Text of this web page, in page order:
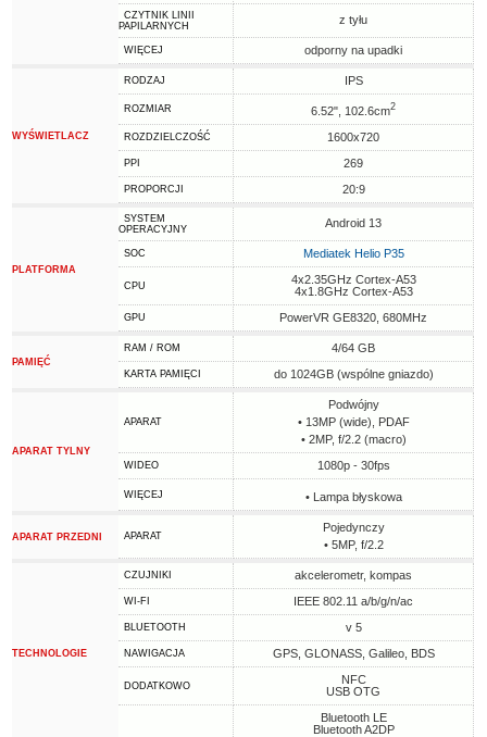
CZYTNIK LINII
PAPILARNYCH
z tyłu
WIĘCEJ odporny na upadki
WYŚWIETLACZ
RODZAJ IPS
ROZMIAR 6.52", 102.6cm2
ROZDZIELCZOŚĆ 1600x720
PPI 269
PROPORCJI 20:9
PLATFORMA
SYSTEM
OPERACYJNY
Android 13
SOC Mediatek Helio P35
CPU
4x2.35GHz Cortex-A53
4x1.8GHz Cortex-A53
GPU PowerVR GE8320, 680MHz
PAMIĘĆ
RAM / ROM 4/64 GB
KARTA PAMIĘCI do 1024GB (wspólne gniazdo)
APARAT TYLNY
APARAT
Podwójny
• 13MP (wide), PDAF
• 2MP, f/2.2 (macro)
WIDEO 1080p - 30fps
WIĘCEJ • Lampa błyskowa
APARAT PRZEDNI APARAT
Pojedynczy
• 5MP, f/2.2
TECHNOLOGIE
CZUJNIKI akcelerometr, kompas
WI-FI IEEE 802.11 a/b/g/n/ac
BLUETOOTH v 5
NAWIGACJA GPS, GLONASS, Galileo, BDS
DODATKOWO
NFC
USB OTG
Bluetooth LE
Bluetooth A2DP